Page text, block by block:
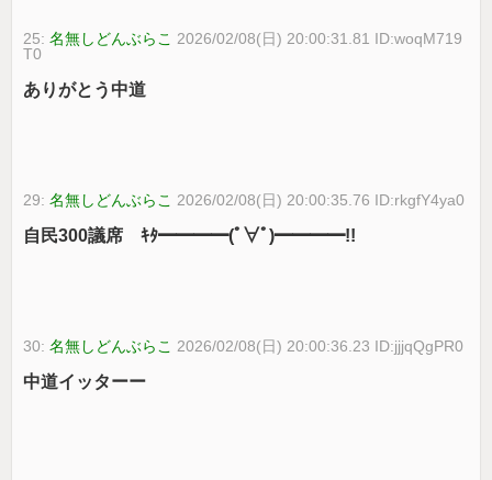
25:名無しどんぶらこ 2026/02/08(日) 20:00:31.81 ID:woqM719
T0
ありがとう中道
29:名無しどんぶらこ 2026/02/08(日) 20:00:35.76 ID:rkgfY4ya0
自民300議席 ｷﾀ━━━━(ﾟ∀ﾟ)━━━━!!
30:名無しどんぶらこ 2026/02/08(日) 20:00:36.23 ID:jjjqQgPR0
中道イッターー